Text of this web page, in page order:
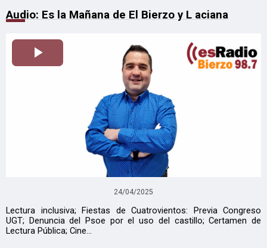
Audio: Es la Mañana de El Bierzo y L aciana
Reproducir
24/04/2025
Lectura inclusiva; Fiestas de Cuatrovientos: Previa Congreso
UGT; Denuncia del Psoe por el uso del castillo; Certamen de
Lectura Pública; Cine...